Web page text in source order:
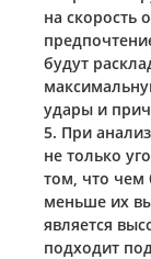
на скорость
будут
удары и
При
не только
том, что чем
меньше их
является
подходит